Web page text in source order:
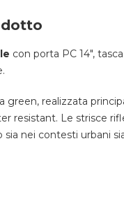
con porta PC 14",
green, realizzata
resistant. Le strisce
nei contesti urbani